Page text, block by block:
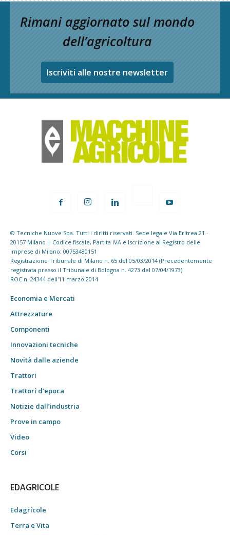
Rimani aggiornato sul mondo
dell’agricoltura
Iscriviti alle nostre newsletter
© Tecniche Nuove Spa. Tutti i diritti riservati. Sede legale Via Eritrea 21 -
20157 Milano | Codice fiscale, Partita IVA e Iscrizione al Registro delle
imprese di Milano: 00753480151
Registrazione Tribunale di Milano n. 65 del 05/03/2014 (Precedentemente
registrata presso il Tribunale di Bologna n. 4273 del 07/04/1973)
ROC n. 24344 dell'11 marzo 2014
Economia e Mercati
Attrezzature
Componenti
Innovazioni tecniche
Novità dalle aziende
Trattori
Trattori d’epoca
Notizie dall’industria
Prove in campo
Video
Corsi
EDAGRICOLE
Edagricole
Terra e Vita